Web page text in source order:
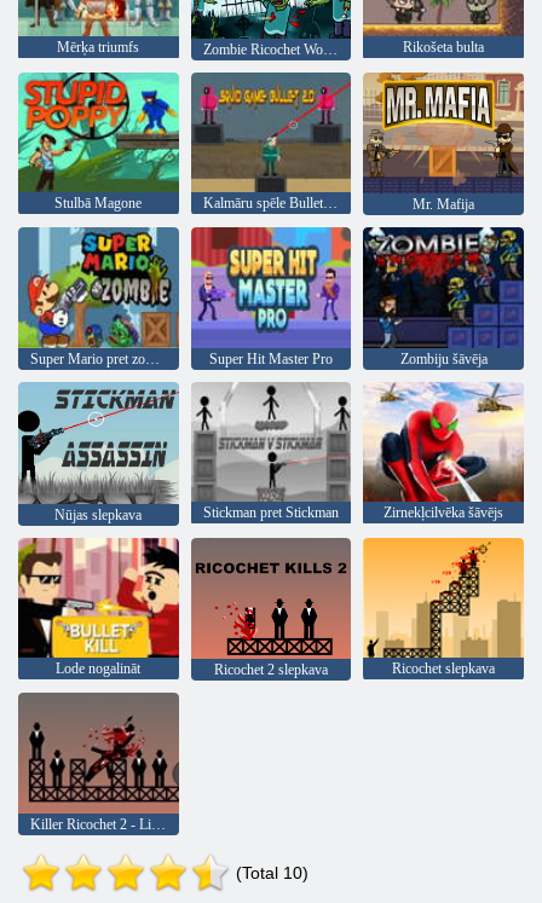
Mērķa triumfs Zombie Ricochet Women Hunter Rikošeta bulta
Stulbā Magone Kalmāru spēle Bullet 2D Mr. Mafija
Super Mario pret zombijiem Super Hit Master Pro Zombiju šāvēja
Nūjas slepkava Stickman pret Stickman Zirnekļcilvēka šāvējs
Lode nogalināt Ricochet 2 slepkava Ricochet slepkava
Killer Ricochet 2 - Lietotāju līmeņi
(Total 10)